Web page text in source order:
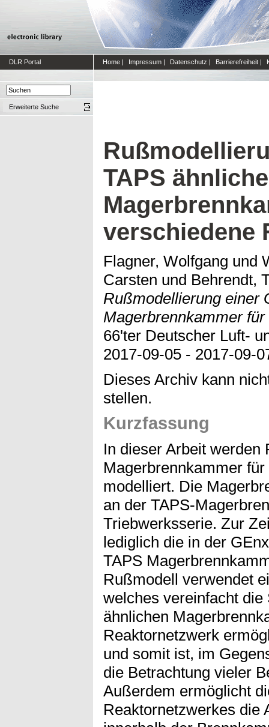
DLR Portal Home | Impressum | Datenschutz | Barrierefreiheit |
Erweiterte Suche
TAPS
verschiedene
Flagner, Wolfgang und
Carsten und Behrendt,
Rußmodellierung einer
Magerbrennkammer
66'ter Deutscher Luft-
2017-09-05 - 2017-09-
Dieses Archiv kann
stellen.
Kurzfassung
In dieser Arbeit
Magerbrennkammer
modelliert. Die
an der TAPS-
Triebwerksserie. Zur
lediglich die in der
TAPS
Rußmodell verwendet
welches vereinfacht
ähnlichen
Reaktornetzwerk
und somit ist, im
die Betrachtung vieler
Außerdem ermöglicht
Reaktornetzwerkes die